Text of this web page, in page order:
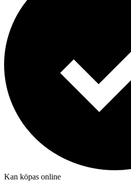
Kan köpas online